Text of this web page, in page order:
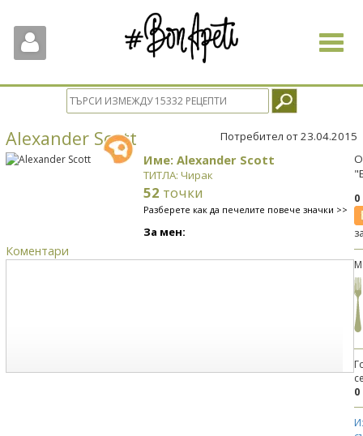
Toggle
Alexander Scott Потребител от 23.04.2015
Име: Alexander Scott
ТИТЛА: Чирак
52 точки
Разберете как да печелите повече значки >>
За мен:
Коментари
0